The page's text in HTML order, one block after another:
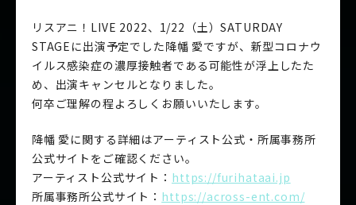
リスアニ！LIVE 2022、1/22（土）SATURDAY
STAGEに出演予定でした降幡 愛ですが、新型コロナウ
イルス感染症の濃厚接触者である可能性が浮上したた
め、出演キャンセルとなりました。
何卒ご理解の程よろしくお願いいたします。
降幡 愛に関する詳細はアーティスト公式・所属事務所
公式サイトをご確認ください。
アーティスト公式サイト： https://furihataai.jp
所属事務所公式サイト： https://across-ent.com/